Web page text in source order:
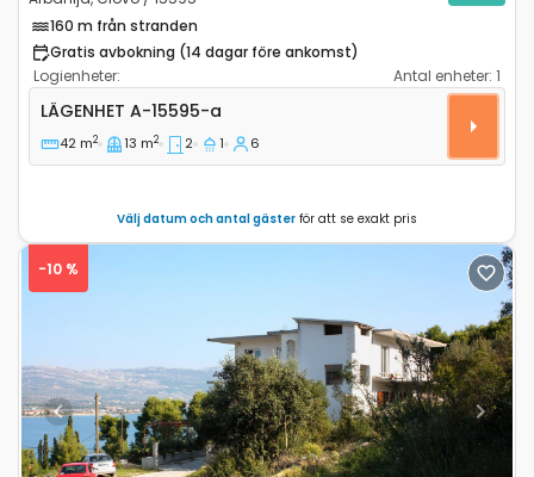
160 m från stranden
Gratis avbokning (14 dagar före ankomst)
Logienheter:
Antal enheter: 1
Tvårumslägenhet Arbanija, Ciovo A-15595-a
LÄGENHET A-15595-a
42 m2 13 m2 2 1 6
Välj datum och antal gäster för att se exakt pris
Previous Next
-10 %